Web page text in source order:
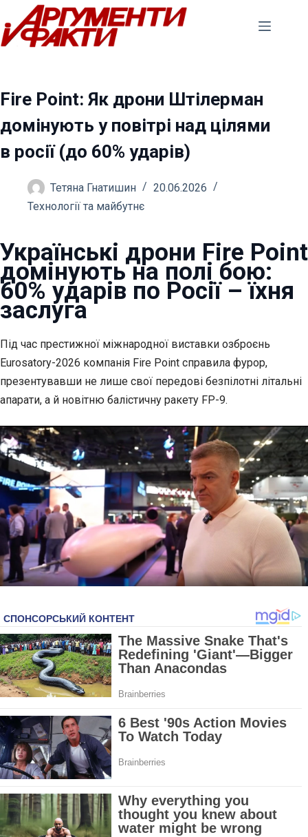
Перейти
до
вмісту
Fire Point: Як дрони Штілерман
домінують у повітрі над цілями
в росії (до 60% ударів)
Тетяна Гнатишин
20.06.2026
Технології та майбутнє
Українські дрони Fire Point
домінують на полі бою:
60% ударів по Росії – їхня
заслуга
Під час престижної міжнародної виставки озброєнь
Eurosatory-2026 компанія Fire Point справила фурор,
презентувавши не лише свої передові безпілотні літальні
апарати, а й новітню балістичну ракету FP-9.